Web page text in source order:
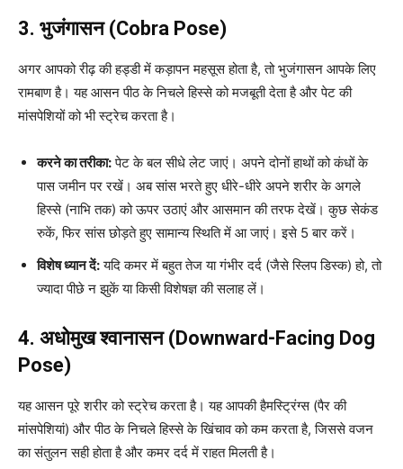
3. भुजंगासन (Cobra Pose)
अगर आपको रीढ़ की हड्डी में कड़ापन महसूस होता है, तो भुजंगासन आपके लिए
रामबाण है। यह आसन पीठ के निचले हिस्से को मजबूती देता है और पेट की
मांसपेशियों को भी स्ट्रेच करता है।
करने का तरीका:पेट के बल सीधे लेट जाएं। अपने दोनों हाथों को कंधों के
पास जमीन पर रखें। अब सांस भरते हुए धीरे-धीरे अपने शरीर के अगले
हिस्से (नाभि तक) को ऊपर उठाएं और आसमान की तरफ देखें। कुछ सेकंड
रुकें, फिर सांस छोड़ते हुए सामान्य स्थिति में आ जाएं। इसे 5 बार करें।
विशेष ध्यान दें:यदि कमर में बहुत तेज या गंभीर दर्द (जैसे स्लिप डिस्क) हो, तो
ज्यादा पीछे न झुकें या किसी विशेषज्ञ की सलाह लें।
4. अधोमुख श्वानासन (Downward-Facing Dog
Pose)
यह आसन पूरे शरीर को स्ट्रेच करता है। यह आपकी हैमस्ट्रिंग्स (पैर की
मांसपेशियां) और पीठ के निचले हिस्से के खिंचाव को कम करता है, जिससे वजन
का संतुलन सही होता है और कमर दर्द में राहत मिलती है।